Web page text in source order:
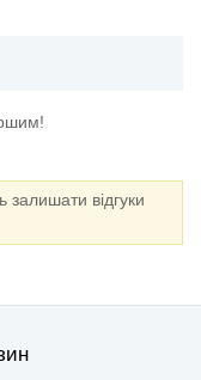
залишати відгуки